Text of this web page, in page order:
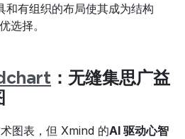
和有组织的布局使其成为结构
选择。
：无缝集思广益
图表，但 Xmind 的AI 驱动心智